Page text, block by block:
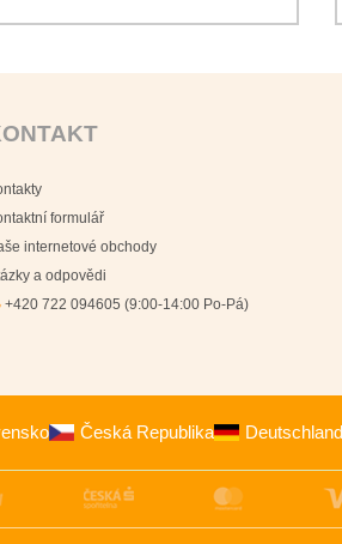
formulář
internetové obchody
a odpovědi
+420 722 094605 (9:00-14:00 Po-Pá)
Česká Republika Deutschland